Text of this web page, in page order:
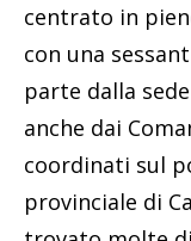
centrato in
con una
parte dalla
anche dai
coordinati sul
provinciale di